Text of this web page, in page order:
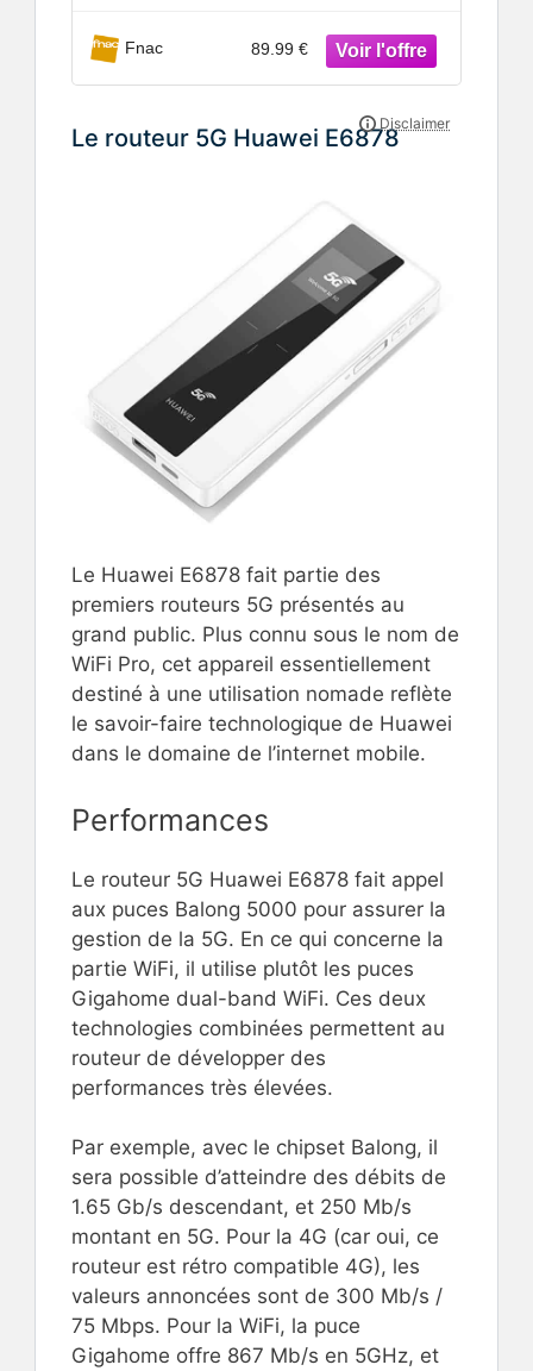
Fnac 89.99 €
Le routeur 5G Huawei E6878
Le Huawei E6878 fait partie des
premiers routeurs 5G présentés au
grand public. Plus connu sous le nom de
WiFi Pro, cet appareil essentiellement
destiné à une utilisation nomade reflète
le savoir-faire technologique de Huawei
dans le domaine de l’internet mobile.
Performances
Le routeur 5G Huawei E6878 fait appel
aux puces Balong 5000 pour assurer la
gestion de la 5G. En ce qui concerne la
partie WiFi, il utilise plutôt les puces
Gigahome dual-band WiFi. Ces deux
technologies combinées permettent au
routeur de développer des
performances très élevées.
Par exemple, avec le chipset Balong, il
sera possible d’atteindre des débits de
1.65 Gb/s descendant, et 250 Mb/s
montant en 5G. Pour la 4G (car oui, ce
routeur est rétro compatible 4G), les
valeurs annoncées sont de 300 Mb/s /
75 Mbps. Pour la WiFi, la puce
Gigahome offre 867 Mb/s en 5GHz, et